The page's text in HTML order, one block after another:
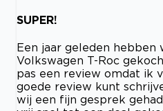
SUPER!
Een jaar geleden hebben
Volkswagen T-Roc
pas een review omdat ik
goede review kunt
wij een fijn gesprek